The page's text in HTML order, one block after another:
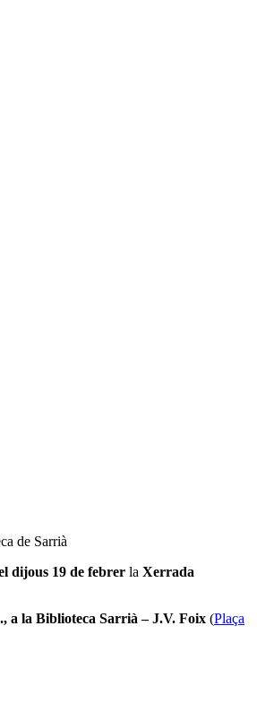
de Sarrià
dijous 19 de febrer la Xerrada
a la Biblioteca Sarrià – J.V. Foix (Plaça